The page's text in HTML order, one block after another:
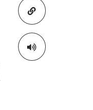
Copiar para